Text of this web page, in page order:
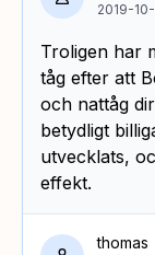
2019-10-
Troligen har
tåg efter att
och nattåg
betydligt
utvecklats,
effekt.
thomas